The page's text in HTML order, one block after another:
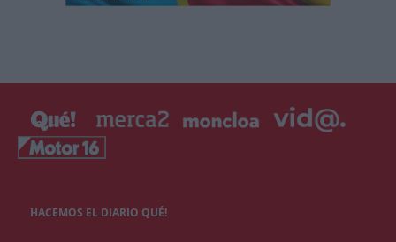
HACEMOS EL DIARIO QUÉ!